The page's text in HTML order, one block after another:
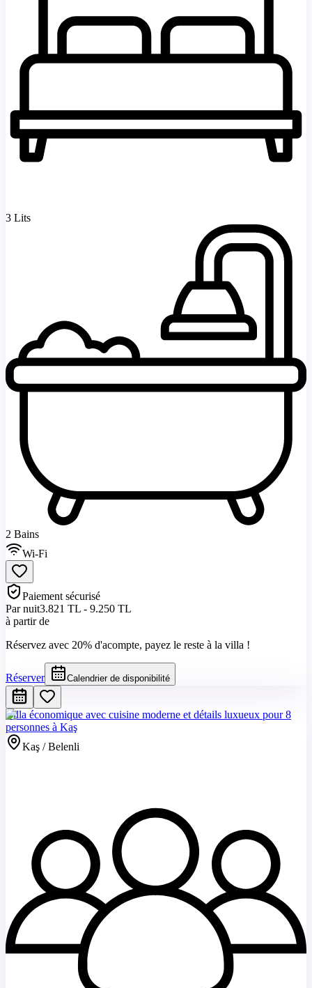
3 Lits
2 Bains
Wi-Fi
Paiement sécurisé
Par nuit3.821 TL - 9.250 TL
à partir de
Réservez avec 20% d'acompte, payez le reste à la villa !
Réserver Calendrier de disponibilité
Villa économique avec cuisine moderne et détails luxueux pour 8
personnes à Kaş
Kaş / Belenli